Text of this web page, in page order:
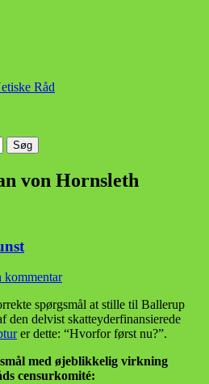
Råd
von Hornsleth
kommentar
spørgsmål at stille til Ballerup
den delvist skatteyderfinansierede
er dette: “Hvorfor først nu?”.
med øjeblikkelig virkning
censurkomité: